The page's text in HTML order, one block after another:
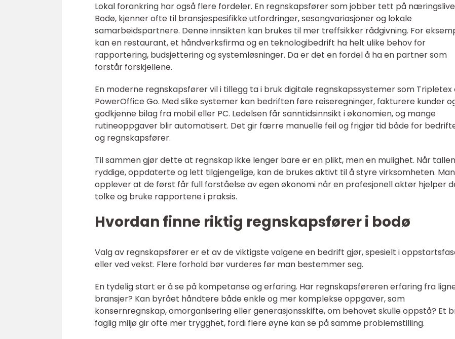
Lokal forankring har også flere fordeler. En regnskapsfører som jobber tett på
Bodø, kjenner ofte til bransjespesifikke utfordringer, sesongvariasjoner og lokale
samarbeidspartnere. Denne innsikten kan brukes til mer treffsikker rådgivning. For
kan en restaurant, et håndverksfirma og en teknologibedrift ha helt ulike behov for
rapportering, budsjettering og systemløsninger. Da er det en fordel å ha en partner som
forstår forskjellene.
En moderne regnskapsfører vil i tillegg ta i bruk digitale regnskapssystemer som Tripletex
PowerOffice Go. Med slike systemer kan bedriften føre reiseregninger, fakturere kunder
godkjenne bilag fra mobil eller PC. Ledelsen får sanntidsinnsikt i økonomien, og mange
rutineoppgaver blir automatisert. Det gir færre manuelle feil og frigjør tid både for
og regnskapsfører.
Til sammen gjør dette at regnskap ikke lenger bare er en plikt, men en mulighet. Når
ryddige, oppdaterte og lett tilgjengelige, kan de brukes aktivt til å styre virksomheten.
opplever at de først får full forståelse av egen økonomi når en profesjonell aktør hjelper
tolke og bruke rapportene i praksis.
Hvordan finne riktig regnskapsfører i bodø
Valg av regnskapsfører er et av de viktigste valgene en bedrift gjør, spesielt i
eller ved vekst. Flere forhold bør vurderes før man bestemmer seg.
En tydelig start er å se på kompetanse og erfaring. Har regnskapsføreren erfaring fra
bransjer? Kan byrået håndtere både enkle og mer komplekse oppgaver, som
konsernregnskap, omorganisering eller generasjonsskifte, om behovet skulle oppstå? Et
faglig miljø gir ofte mer trygghet, fordi flere øyne kan se på samme problemstilling.